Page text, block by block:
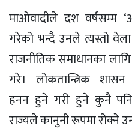
माओवादीले दश वर्षसम्म
गरेको भन्दै उनले त्यस्तो
राजनीतिक समाधानका
गरे। लोकतान्त्रिक
हनन हुने गरी हुने कुनै पनि
राज्यले कानुनी रूपमा रोक्ने